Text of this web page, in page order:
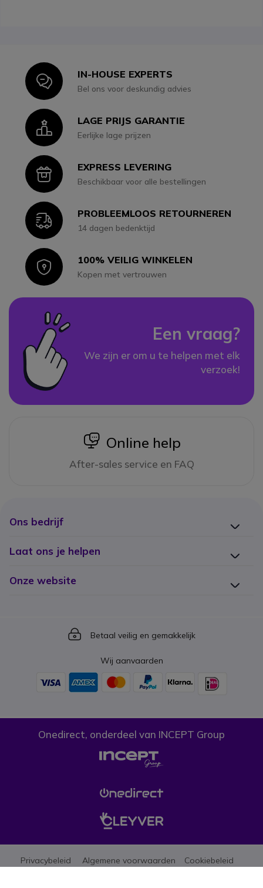
IconIN-HOUSE EXPERTS
Bel ons voor deskundig advies
IconLAGE PRIJS GARANTIE
Eerlijke lage prijzen
IconEXPRESS LEVERING
Beschikbaar voor alle bestellingen
IconPROBLEEMLOOS RETOURNEREN
14 dagen bedenktijd
Icon100% VEILIG WINKELEN
Kopen met vertrouwen
Een vraag?
We zijn er om u te helpen met elk
verzoek!
icon
Online help
After-sales service en FAQ
Ons bedrijf
Laat ons je helpen
Onze website
Icon
Betaal veilig en gemakkelijk
Wij aanvaarden
Onedirect, onderdeel van INCEPT Group
Privacybeleid Algemene voorwaarden Cookiebeleid